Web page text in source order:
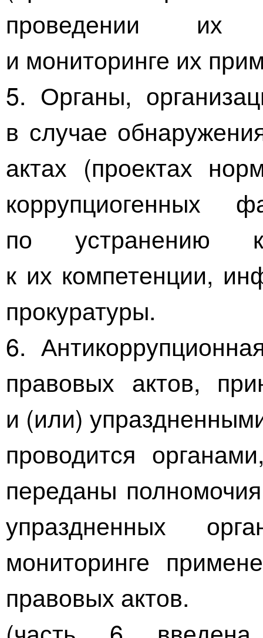
проведении их
и мониторинге их
5. Органы,
в случае
актах (проектах
коррупциогенных
по устранению
к их компетенции,
прокуратуры.
6.
правовых актов,
и (или)
проводится
переданы
упраздненных
мониторинге
правовых актов.